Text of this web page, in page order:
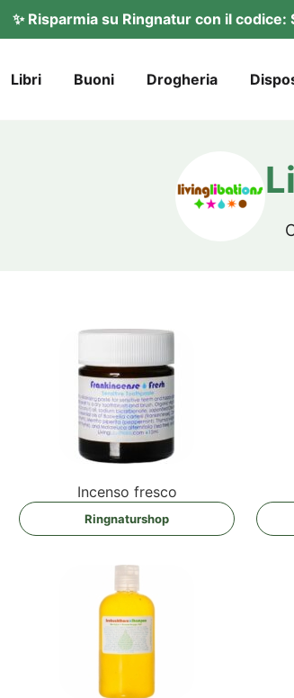
✨ Rispar­mia su Ring­na­tur con il
Libri Buo­ni Drog­he­ria
Incen­so fresco
Ring­na­tur­shop